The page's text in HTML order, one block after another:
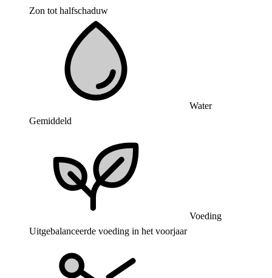
Zon tot halfschaduw
Water
Gemiddeld
Voeding
Uitgebalanceerde voeding in het voorjaar